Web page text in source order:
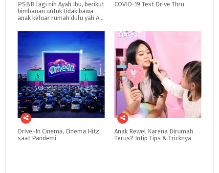
PSBB lagi nih Ayah Ibu, berikut
himbauan untuk tidak bawa
anak keluar rumah dulu yah Ayah Ibu
COVID-19 Test Drive Thru
Drive-In Cinema, Cinema Hitz
saat Pandemi
Anak Rewel Karena Dirumah
Terus? Intip Tips & Tricknya